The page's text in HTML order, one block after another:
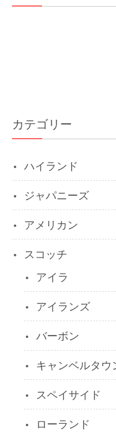
カテゴリー
ハイランド
ジャパニーズ
アメリカン
スコッチ
アイラ
アイランズ
バーボン
キャンベルタウ
スペイサイド
ローランド